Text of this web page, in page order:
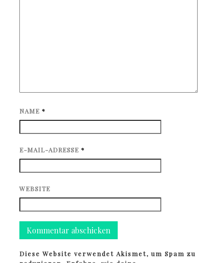
NAME *
E-MAIL-ADRESSE *
WEBSITE
Diese Website verwendet Akismet, um Spam zu